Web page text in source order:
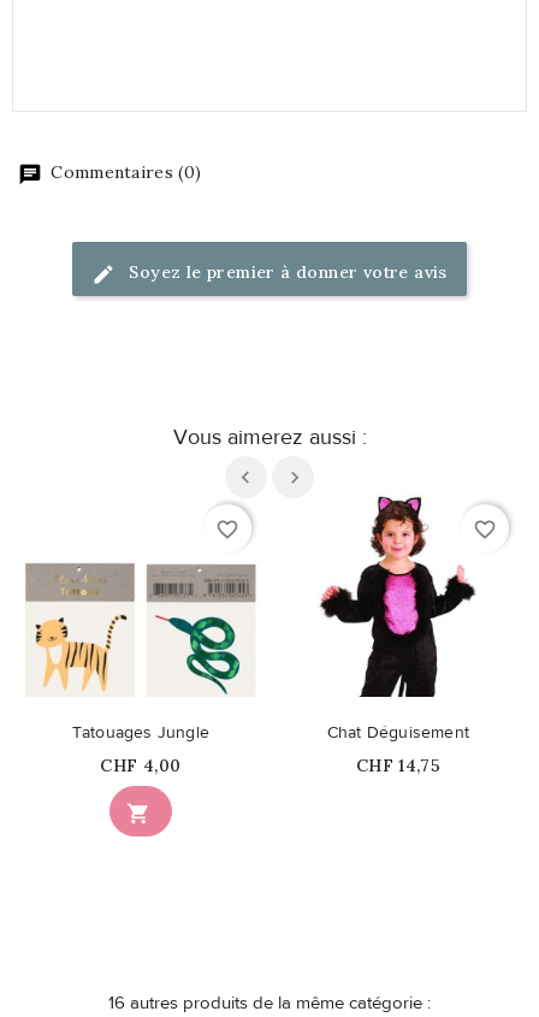
Commentaires (0)
Soyez le premier à donner votre avis
Vous aimerez aussi :
favorite_border

Tatouages Jungle
Prix
CHF 4,00
favorite_border
Chat Déguisement
Prix
CHF 14,75
16 autres produits de la même catégorie :